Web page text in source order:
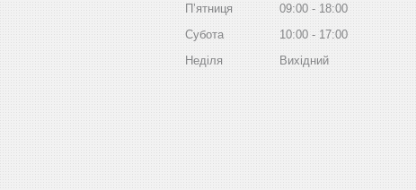
Пʼятниця
09:00
18:00
Субота
10:00
17:00
Неділя
Вихідний